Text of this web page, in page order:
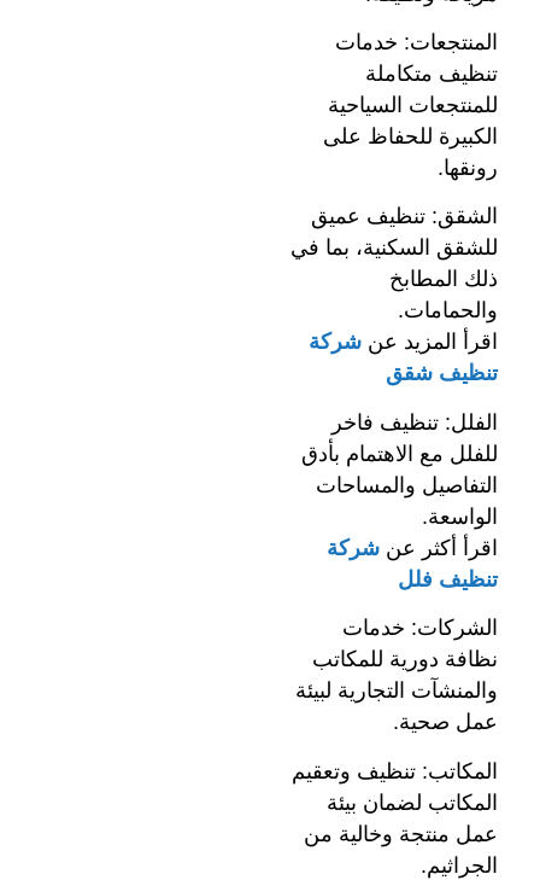
المنتجعات: خدمات
تنظيف متكاملة
للمنتجعات السياحية
الكبيرة للحفاظ على
رونقها.
الشقق: تنظيف عميق
للشقق السكنية، بما في
ذلك المطابخ
والحمامات.
اقرأ المزيد عن شركة
تنظيف شقق
الفلل: تنظيف فاخر
للفلل مع الاهتمام بأدق
التفاصيل والمساحات
الواسعة.
اقرأ أكثر عن شركة
تنظيف فلل
الشركات: خدمات
نظافة دورية للمكاتب
والمنشآت التجارية لبيئة
عمل صحية.
المكاتب: تنظيف وتعقيم
المكاتب لضمان بيئة
عمل منتجة وخالية من
الجراثيم.